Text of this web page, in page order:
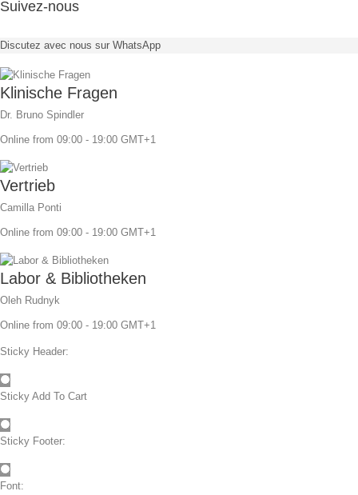
da ein Knochenaufbau meist
Verfügbar in 11° & 22°
Abwinkelung
Nouvelle tendance
Céramique à vissage direct
Céramique
Angulation
vermieden werden kann
Verfügbar in 11° & 22°
Abwinkelung
Suivez-nous
Discutez avec nous sur WhatsApp
Klinische Fragen
Dr. Bruno Spindler
Online from 09:00 - 19:00 GMT+1
Vertrieb
Camilla Ponti
Online from 09:00 - 19:00 GMT+1
Labor & Bibliotheken
Oleh Rudnyk
Online from 09:00 - 19:00 GMT+1
Sticky Header:
Sticky Add To Cart
Sticky Footer:
Font: